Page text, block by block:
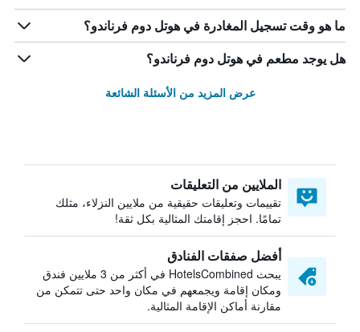
ما هو وقت تسجيل المغادرة في هوتل دوم فرناندو؟
هل يوجد مطعم في هوتل دوم فرناندو؟
عرض المزيد من الأسئلة الشائعة
الملايين من التعليقات
تقييمات وتعليقات حقيقية من ملايين النزلاء، مثلك
تمامًا. احجز إقامتك المثالية بكل ثقة!
أفضل صفقات الفنادق
يبحث HotelsCombined في أكثر من 3 ملايين فندق
ومكان إقامة ويجمعهم في مكان واحد حتى تتمكن من
مقارنة أماكن الإقامة المثالية.